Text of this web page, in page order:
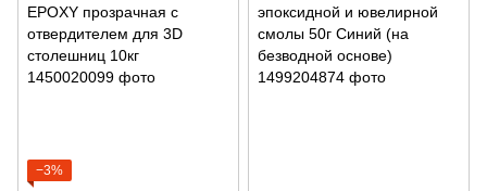
−3%